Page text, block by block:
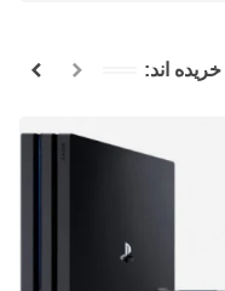
اند: